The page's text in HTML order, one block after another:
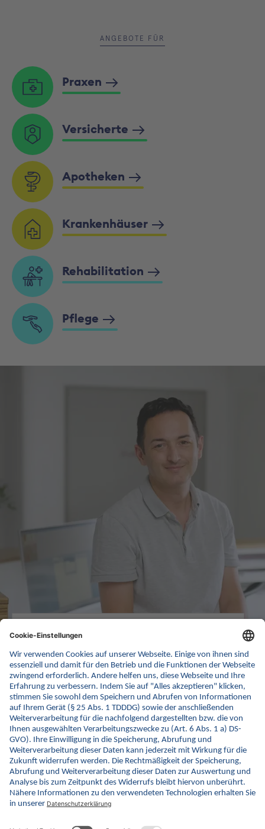
ANGEBOTE FÜR
Praxen
Versicherte
Apotheken
Krankenhäuser
Rehabilitation
Pflege
„Die Medikationsliste in der ePA gibt mir wertvolle
Einblicke in die Medikation meiner Patient:innen
und steigert die Therapiesicherheit.“
Dr. Sagheri, Zahnarzt